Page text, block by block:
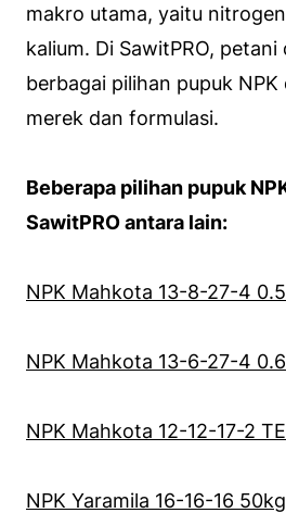
makro utama, yaitu
kalium. Di SawitPRO,
berbagai pilihan pupuk NPK
merek dan formulasi.
Beberapa pilihan pupuk
SawitPRO antara lain:
NPK Mahkota 13-8-27-4
NPK Mahkota 13-6-27-4
NPK Mahkota 12-12-17-2
NPK Yaramila 16-16-16 50kg